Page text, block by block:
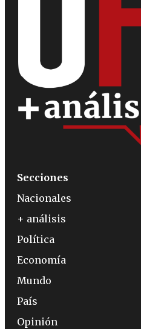
Secciones
Nacionales
+ análisis
Política
Economía
Mundo
País
Opinión